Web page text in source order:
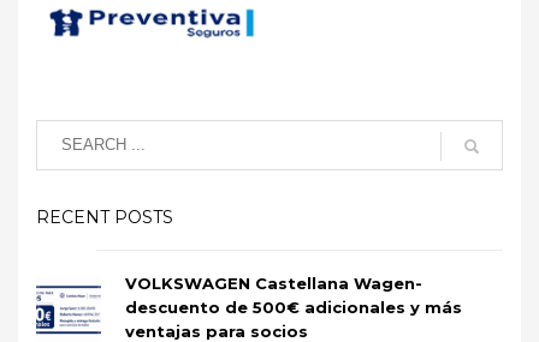
RECENT POSTS
VOLKSWAGEN Castellana Wagen-
descuento de 500€ adicionales y más
ventajas para socios